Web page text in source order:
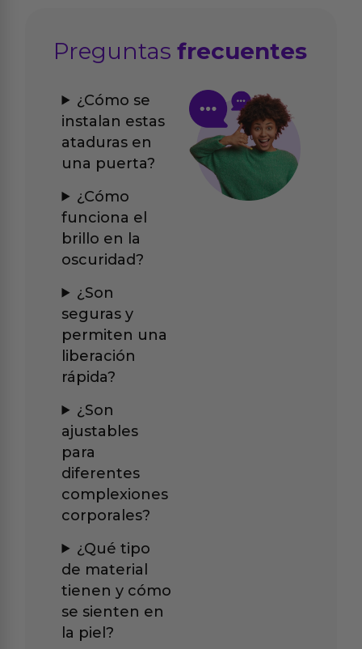
Preguntasfrecuentes
¿Cómo se
instalan estas
ataduras en
una puerta?
¿Cómo
funciona el
brillo en la
oscuridad?
¿Son
seguras y
permiten una
liberación
rápida?
¿Son
ajustables
para
diferentes
complexiones
corporales?
¿Qué tipo
de material
tienen y cómo
se sienten en
la piel?